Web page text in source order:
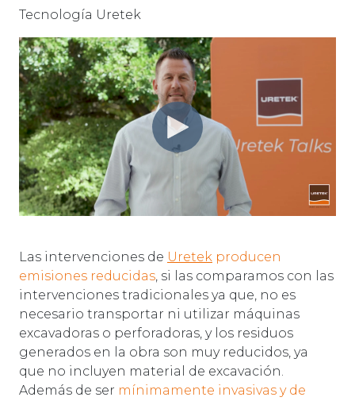
Tecnología Uretek
Las intervenciones de Uretek producen
emisiones reducidas, si las comparamos con las
intervenciones tradicionales ya que, no es
necesario transportar ni utilizar máquinas
excavadoras o perforadoras, y los residuos
generados en la obra son muy reducidos, ya
que no incluyen material de excavación.
Además de ser mínimamente invasivas y de